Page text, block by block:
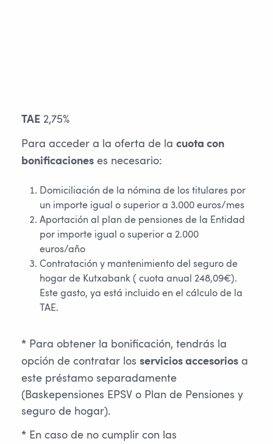
TAE 2,75%
Para acceder a la oferta de la cuota con
bonificaciones es necesario:
Domiciliación de la nómina de los titulares por
un importe igual o superior a 3.000 euros/mes
Aportación al plan de pensiones de la Entidad
por importe igual o superior a 2.000
euros/año
Contratación y mantenimiento del seguro de
hogar de Kutxabank ( cuota anual 248,09€).
Este gasto, ya está incluido en el cálculo de la
TAE.
* Para obtener la bonificación, tendrás la
opción de contratar los servicios accesorios a
este préstamo separadamente
(Baskepensiones EPSV o Plan de Pensiones y
seguro de hogar).
* En caso de no cumplir con las